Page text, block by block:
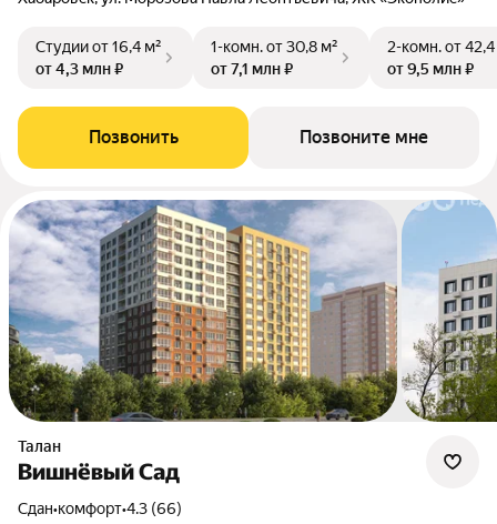
Студииот 16,4 м²
от 4,3 млн ₽
1-комн.от 30,8 м²
от 7,1 млн ₽
2-комн.от
от 9,5 млн ₽
Позвонить Позвоните мне
Талан
Вишнёвый Сад
Сдан•комфорт•4.3 (66)